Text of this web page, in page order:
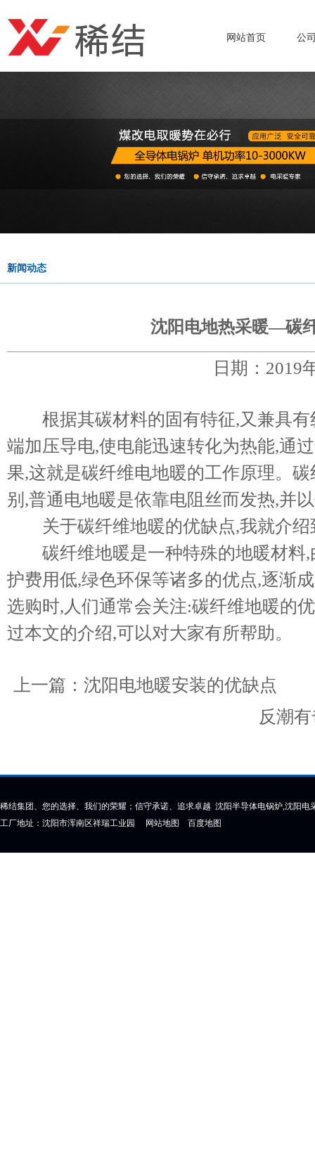
网站首页 公
新闻动态
沈阳电地热采暖—碳
日期：2019
根据其碳材料的固有特征,又兼具有
端加压导电,使电能迅速转化为热能,通
果,这就是碳纤维电地暖的工作原理。
别,普通电地暖是依靠电阻丝而发热,并
关于碳纤维地暖的优缺点,我就介绍
碳纤维地暖是一种特殊的地暖材料,
护费用低,绿色环保等诸多的优点,逐渐
选购时,人们通常会关注:碳纤维地暖的
过本文的介绍,可以对大家有所帮助。
上一篇： 沈阳电地暖安装的优缺点
反潮
稀结集团、您的选择、我们的荣耀；信守承诺、追求卓越 沈阳半导体电锅炉,沈阳电
工厂地址：沈阳市浑南区祥瑞工业园 网站地图 百度地图